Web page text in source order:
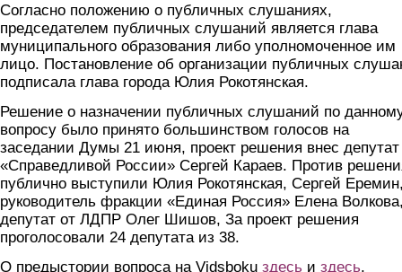
Согласно положению о публичных слушаниях,
председателем публичных слушаний является глава
муниципального образования либо уполномоченное им
лицо. Постановление об организации публичных
подписала глава города Юлия Рокотянская.
Решение о назначении публичных слушаний по
вопросу было принято большинством голосов на
заседании Думы 21 июня, проект решения внес депутат
«Справедливой России» Сергей Караев. Против
публично выступили Юлия Рокотянская, Сергей
руководитель фракции «Единая Россия» Елена
депутат от ЛДПР Олег Шишов, За проект решения
проголосовали 24 депутата из 38.
О предыстории вопроса на Vidsboku здесь и здесь.